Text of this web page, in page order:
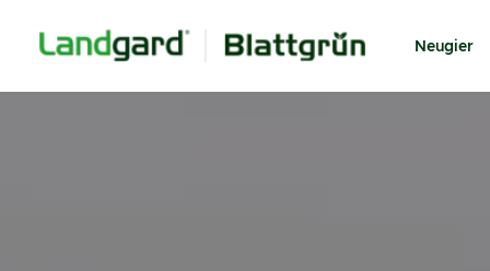
Neugier